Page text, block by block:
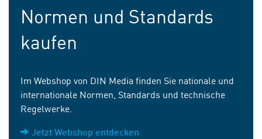
Normen und Standards
kaufen
Im Webshop von DIN Media finden Sie nationale und
internationale Normen, Standards und technische
Regelwerke.
Jetzt Webshop entdecken